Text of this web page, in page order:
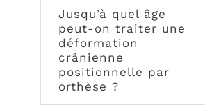
Jusqu’à quel âge
peut-on traiter une
déformation
crânienne
positionnelle par
orthèse ?